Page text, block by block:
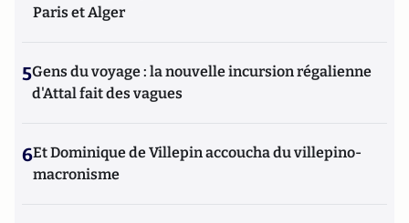
Paris et Alger
5Gens du voyage : la nouvelle incursion régalienne
d'Attal fait des vagues
6Et Dominique de Villepin accoucha du villepino-
macronisme